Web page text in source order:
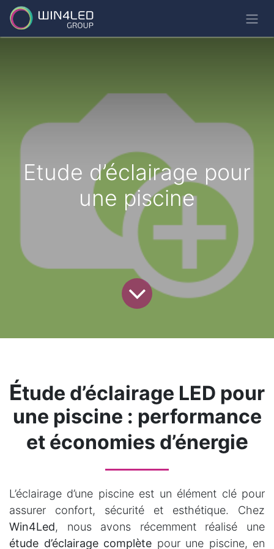
Etude d’éclairage pour
une piscine
Étude d’éclairage LED pour
une piscine : performance
et économies d’énergie
L’éclairage d’une piscine est un élément clé pour
assurer confort, sécurité et esthétique. Chez
Win4Led, nous avons récemment réalisé une
étude d’éclairage complète pour une piscine, en